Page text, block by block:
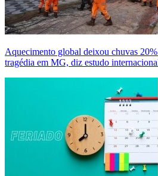
Aquecimento global deixou chuvas
tragédia em MG, diz estudo